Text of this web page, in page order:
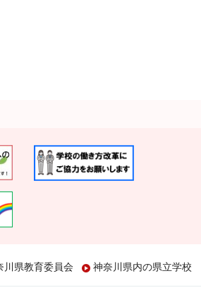
川県教育委員会 神奈川県内の県立学校